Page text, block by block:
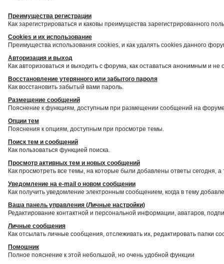
Преимущества регистрации
Как зарегистрироваться и каковы преимущества зарегистрированного
Cookies и их использование
Преимущества использования cookies, и как удалять cookies данного
Авторизация и выход
Как авторизоваться и выходить с форума, как оставаться анонимным и
Восстановление утерянного или забытого пароля
Как восстановить забытый вами пароль.
Размещение сообщений
Пояснение к функциям, доступным при размещении сообщений на
Опции тем
Пояснения к опциям, доступным при просмотре темы.
Поиск тем и сообщений
Как пользоваться функцией поиска.
Просмотр активных тем и новых сообщений
Как просмотреть все темы, на которые были добавлены ответы сегодня,
Уведомление на е-mail о новом сообщении
Как получить уведомление электронным сообщением, когда в тему
Ваша панель управления (Личные настройки)
Редактирование контактной и персональной информации, аватаров,
Личные сообщения
Как отсылать личные сообщения, отслеживать их, редактировать папки
Помошник
Полное пояснение к этой небольшой, но очень удобной функции